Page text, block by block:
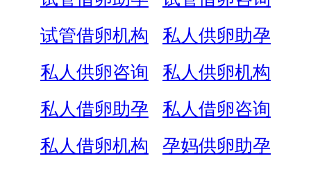
试管借卵机构
私人供卵助孕
私人供卵咨询
私人供卵机构
私人借卵助孕
私人借卵咨询
私人借卵机构
孕妈供卵助孕